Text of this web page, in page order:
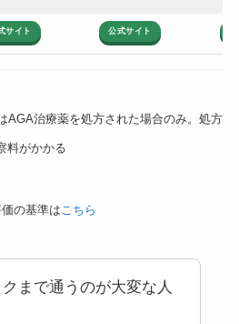
サイト 公式サイト
治療薬を処方された場合のみ。処方
料がかかる
の基準は こちら
まで通うのが大変な人